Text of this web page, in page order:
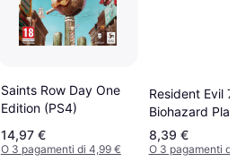
Saints Row Day One
Edition (PS4)
14,97 €
O 3 pagamenti di 4,99 €
Resident Evil 7
Biohazard
4 PS4
8,39 €
O 3 pagamenti di